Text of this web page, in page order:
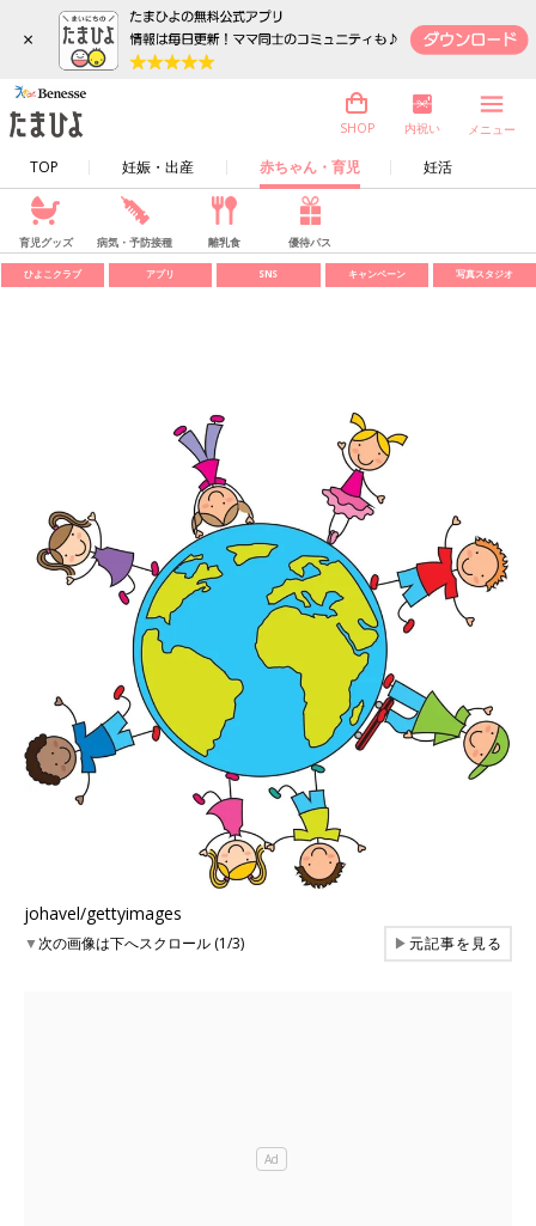
×
TOP 妊娠・出産 赤ちゃん・育児 妊活
SHOP 内祝い メニュー
育児グッズ 病気・予防接種 離乳食 優待パス
ひよこクラブ アプリ SNS キャンペーン 写真スタジオ
johavel/gettyimages
▼次の画像は下へスクロール (1/3) ▶元記事を見る